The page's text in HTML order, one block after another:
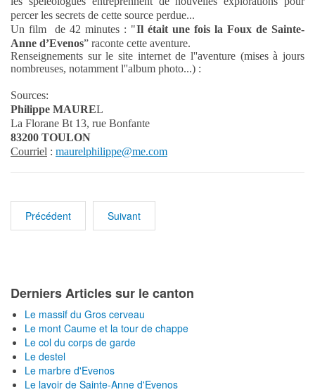
percer les secrets de cette source perdue...
Un film de 42 minutes : "Il était une fois la Foux de Sainte-
Anne d’Evenos” raconte cette aventure.
Renseignements sur le site internet de l''aventure (mises à jours
nombreuses, notamment l''album photo...) :
Sources:
Philippe MAUREL
La Florane Bt 13, rue Bonfante
83200 TOULON
Courriel : maurelphilippe@me.com
Précédent Suivant
Derniers Articles sur le canton
Le massif du Gros cerveau
Le mont Caume et la tour de chappe
Le col du corps de garde
Le destel
Le marbre d'Evenos
Le lavoir de Sainte-Anne d'Evenos